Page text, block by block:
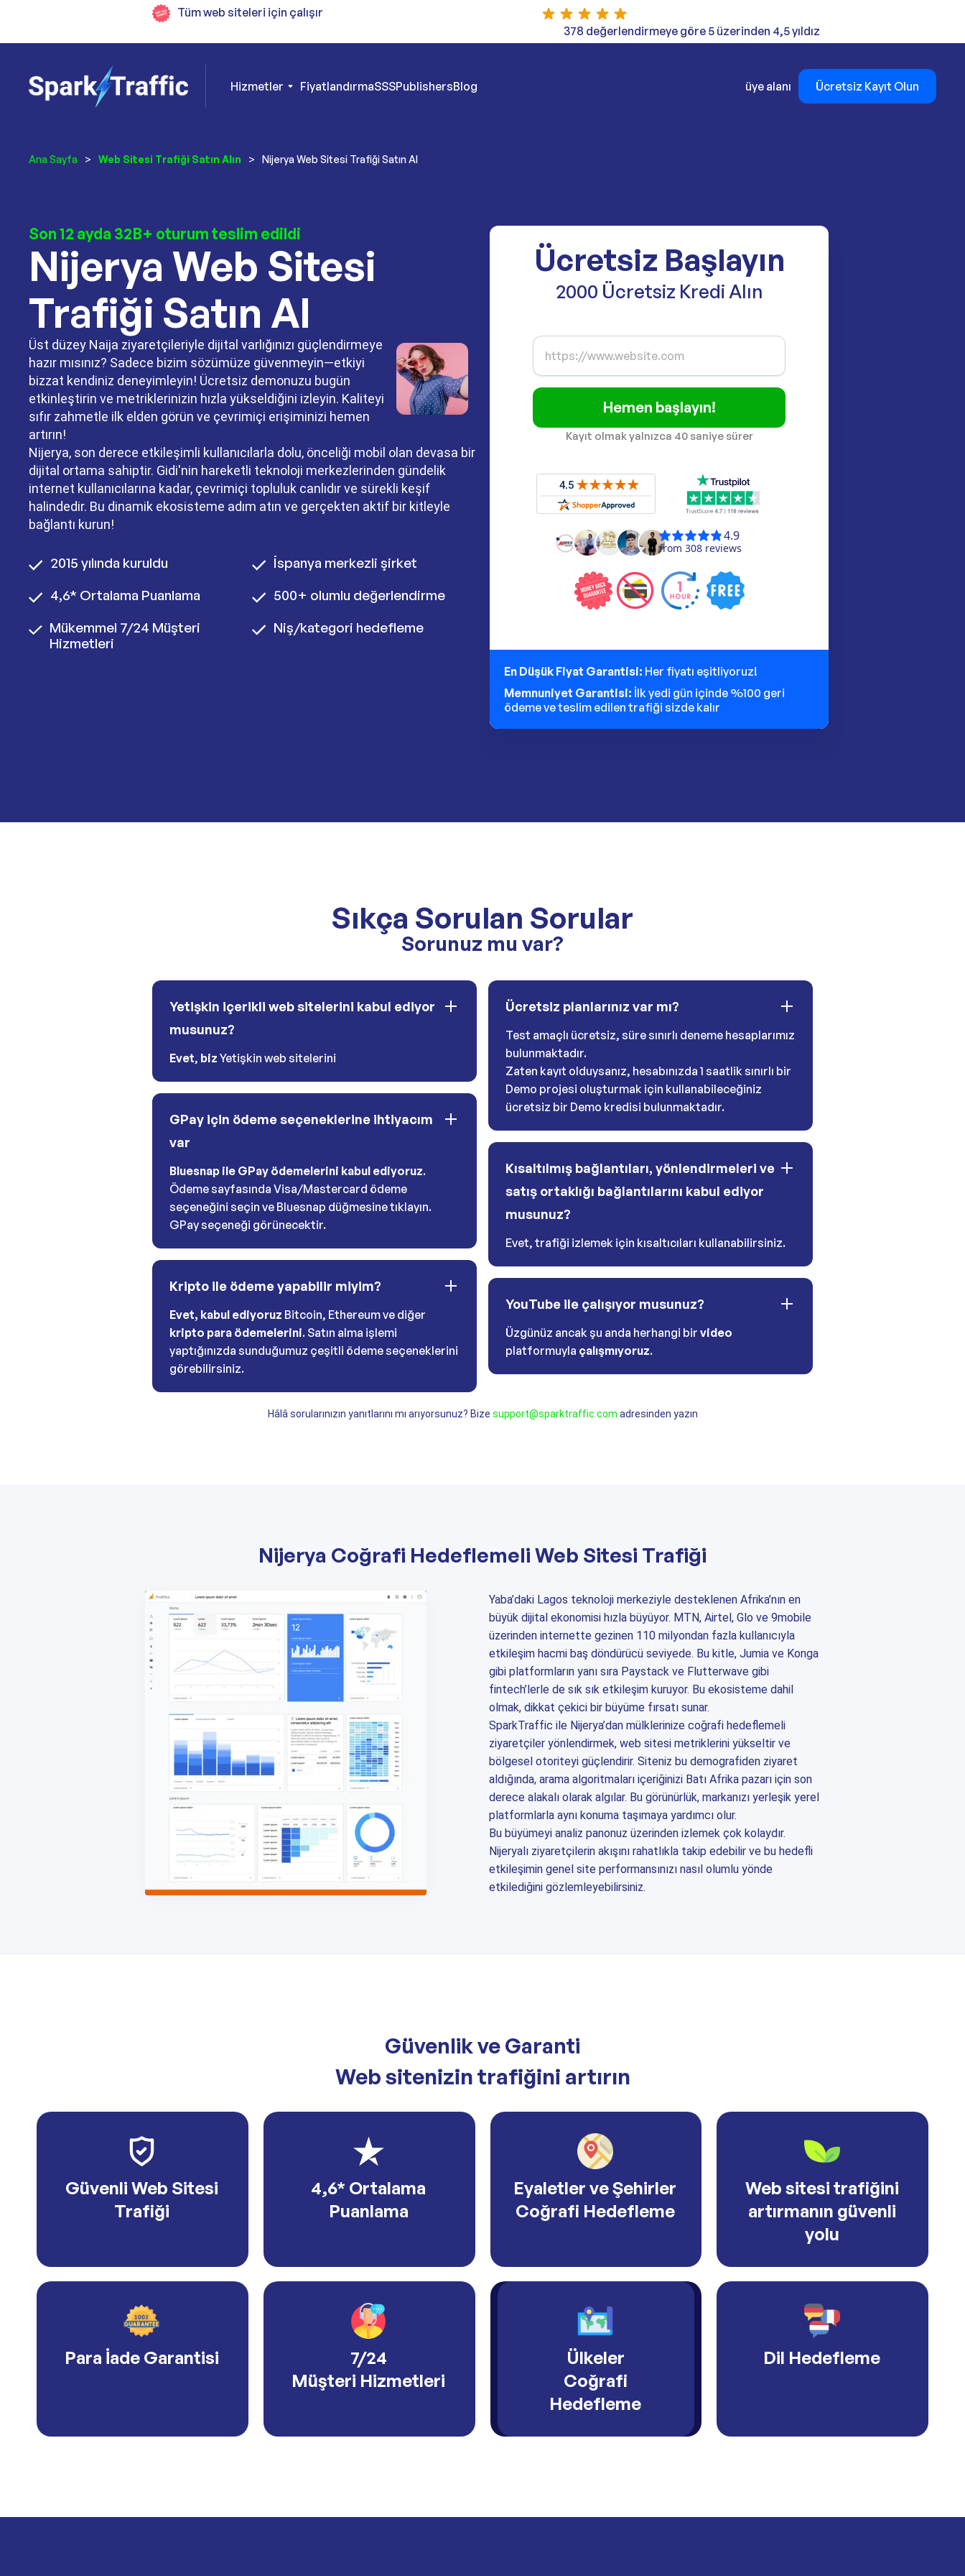
Tüm web siteleri için çalışır
378 değerlendirmeye göre 5 üzerinden 4,5 yıldız
Hizmetler FiyatlandırmaSSSPublishersBlog üye alanı Ücretsiz Kayıt Olun
Ana Sayfa > Web Sitesi Trafiği Satın Alın > Nijerya Web Sitesi Trafiği Satın Al
Son 12 ayda 32B+ oturum teslim edildi
Nijerya Web Sitesi
Trafiği Satın Al
Üst düzey Naija ziyaretçileriyle dijital varlığınızı güçlendirmeye
hazır mısınız? Sadece bizim sözümüze güvenmeyin—etkiyi
bizzat kendiniz deneyimleyin! Ücretsiz demonuzu bugün
etkinleştirin ve metriklerinizin hızla yükseldiğini izleyin. Kaliteyi
sıfır zahmetle ilk elden görün ve çevrimiçi erişiminizi hemen
artırın!
Nijerya, son derece etkileşimli kullanıcılarla dolu, önceliği mobil olan devasa bir
dijital ortama sahiptir. Gidi'nin hareketli teknoloji merkezlerinden gündelik
internet kullanıcılarına kadar, çevrimiçi topluluk canlıdır ve sürekli keşif
halindedir. Bu dinamik ekosisteme adım atın ve gerçekten aktif bir kitleyle
bağlantı kurun!
2015 yılında kuruldu
4,6* Ortalama Puanlama
Mükemmel 7/24 Müşteri
Hizmetleri
İspanya merkezli şirket
500+ olumlu değerlendirme
Niş/kategori hedefleme
Ücretsiz Başlayın
2000 Ücretsiz Kredi Alın
Hemen başlayın!
Kayıt olmak yalnızca 40 saniye sürer
En Düşük Fiyat Garantisi: Her fiyatı eşitliyoruz!
Memnuniyet Garantisi: İlk yedi gün içinde %100 geri
ödeme ve teslim edilen trafiği sizde kalır
Sıkça Sorulan Sorular
Sorunuz mu var?
Yetişkin içerikli web sitelerini kabul ediyor
musunuz?
Evet, biz Yetişkin web sitelerini
GPay için ödeme seçeneklerine ihtiyacım
var
Bluesnap ile GPay ödemelerini kabul ediyoruz.
Ödeme sayfasında Visa/Mastercard ödeme
seçeneğini seçin ve Bluesnap düğmesine tıklayın.
GPay seçeneği görünecektir.
Kripto ile ödeme yapabilir miyim?
Evet, kabul ediyoruz Bitcoin, Ethereum ve diğer
kripto para ödemelerini. Satın alma işlemi
yaptığınızda sunduğumuz çeşitli ödeme seçeneklerini
görebilirsiniz.
Ücretsiz planlarınız var mı?
Test amaçlı ücretsiz, süre sınırlı deneme hesaplarımız
bulunmaktadır.
Zaten kayıt olduysanız, hesabınızda 1 saatlik sınırlı bir
Demo projesi oluşturmak için kullanabileceğiniz
ücretsiz bir Demo kredisi bulunmaktadır.
Kısaltılmış bağlantıları, yönlendirmeleri ve
satış ortaklığı bağlantılarını kabul ediyor
musunuz?
Evet, trafiği izlemek için kısaltıcıları kullanabilirsiniz.
YouTube ile çalışıyor musunuz?
Üzgünüz ancak şu anda herhangi bir video
platformuyla çalışmıyoruz.
Hâlâ sorularınızın yanıtlarını mı arıyorsunuz? Bize support@sparktraffic.com adresinden yazın
Nijerya Coğrafi Hedeflemeli Web Sitesi Trafiği
Yaba’daki Lagos teknoloji merkeziyle desteklenen Afrika’nın en
büyük dijital ekonomisi hızla büyüyor. MTN, Airtel, Glo ve 9mobile
üzerinden internette gezinen 110 milyondan fazla kullanıcıyla
etkileşim hacmi baş döndürücü seviyede. Bu kitle, Jumia ve Konga
gibi platformların yanı sıra Paystack ve Flutterwave gibi
fintech’lerle de sık sık etkileşim kuruyor. Bu ekosisteme dahil
olmak, dikkat çekici bir büyüme fırsatı sunar.
SparkTraffic ile Nijerya’dan mülklerinize coğrafi hedeflemeli
ziyaretçiler yönlendirmek, web sitesi metriklerini yükseltir ve
bölgesel otoriteyi güçlendirir. Siteniz bu demografiden ziyaret
aldığında, arama algoritmaları içeriğinizi Batı Afrika pazarı için son
derece alakalı olarak algılar. Bu görünürlük, markanızı yerleşik yerel
platformlarla aynı konuma taşımaya yardımcı olur.
Bu büyümeyi analiz panonuz üzerinden izlemek çok kolaydır.
Nijeryalı ziyaretçilerin akışını rahatlıkla takip edebilir ve bu hedefli
etkileşimin genel site performansınızı nasıl olumlu yönde
etkilediğini gözlemleyebilirsiniz.
Güvenlik ve Garanti
Web sitenizin trafiğini artırın
Güvenli Web Sitesi
Trafiği
4,6* Ortalama
Puanlama
Eyaletler ve Şehirler
Coğrafi Hedefleme
Web sitesi trafiğini
artırmanın güvenli
yolu
Para İade Garantisi
7/24
Müşteri Hizmetleri
Ülkeler
Coğrafi
Hedefleme
Dil Hedefleme